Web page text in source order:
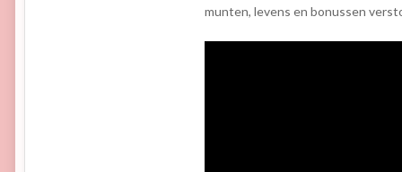
munten, levens en bonussen